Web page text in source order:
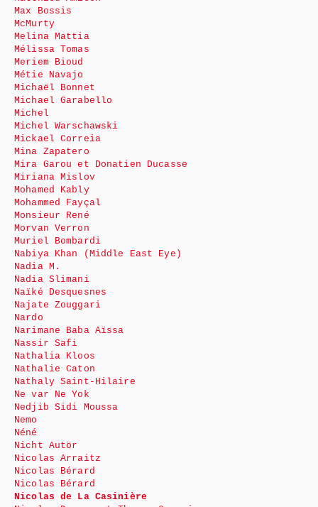
Max Bossis
McMurty
Melina Mattia
Mélissa Tomas
Meriem Bioud
Métie Navajo
Michaël Bonnet
Michael Garabello
Michel
Michel Warschawski
Mickael Correia
Mina Zapatero
Mira Garou et Donatien Ducasse
Miriana Mislov
Mohamed Kably
Mohammed Fayçal
Monsieur René
Morvan Verron
Muriel Bombardi
Nabiya Khan (Middle East Eye)
Nadia M.
Nadia Slimani
Naïké Desquesnes
Najate Zouggari
Nardo
Narimane Baba Aïssa
Nassir Safi
Nathalia Kloos
Nathalie Caton
Nathaly Saint-Hilaire
Ne var Ne Yok
Nedjib Sidi Moussa
Nemo
Néné
Nicht Autör
Nicolas Arraitz
Nicolas Bérard
Nicolas Bérard
Nicolas de La Casinière